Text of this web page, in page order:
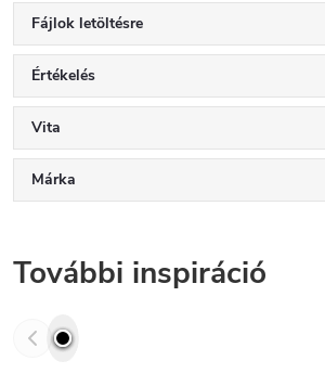
Fájlok letöltésre
Értékelés
Vita
Márka
További inspiráció